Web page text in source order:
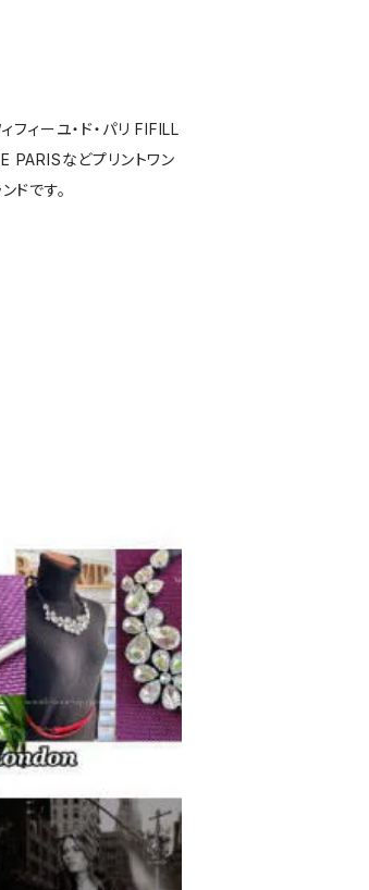
フィーユ・ド・パリ FIFILL
PARISなどプリントワン
ドです。